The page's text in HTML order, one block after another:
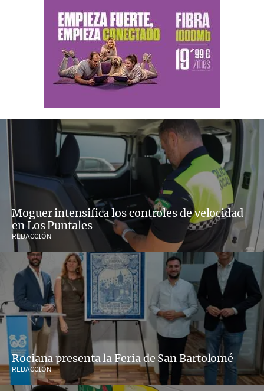
Moguer intensifica los controles de velocidad
en Los Puntales
REDACCIÓN
Rociana presenta la Feria de San Bartolomé
REDACCIÓN